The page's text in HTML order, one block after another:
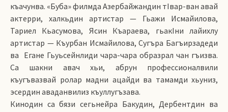
къачунва. «Буба» филмда Азербайжандин тIвар-ван авай
актерри, халкьдин артистар — Гьажи Исмайилова,
Тариел Кьасумова, Ясин Къараева, гьакIни лайихлу
артистар — Къурбан Исмайилова, Сугъра Багъирзадеди
ва Егане Гьуьсейнлиди чара-чара образрал чан гъизва.
Са шакни авач хьи, абрун профессионалвили
къугъвазвай ролар мадни ацайди ва тамамди хьуниз,
эсердин аваданвилиз къуллугъзава.
Кинодин са бязи сегьнейра Бакудин, Дербентдин ва